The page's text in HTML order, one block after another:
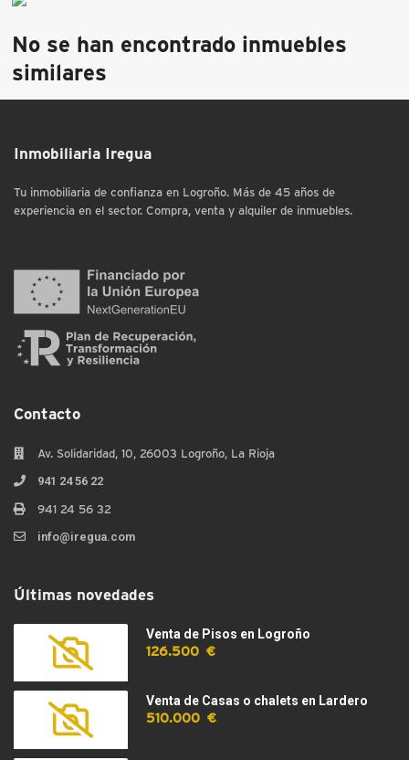
No se han encontrado inmuebles
similares
Inmobiliaria Iregua
Tu inmobiliaria de confianza en Logroño. Más de 45 años de
experiencia en el sector. Compra, venta y alquiler de inmuebles.
Contacto
Av. Solidaridad, 10, 26003 Logroño, La Rioja
941 24 56 22
941 24 56 32
info@iregua.com
Últimas novedades
Venta de Pisos en Logroño
126.500 €
Venta de Casas o chalets en Lardero
510.000 €